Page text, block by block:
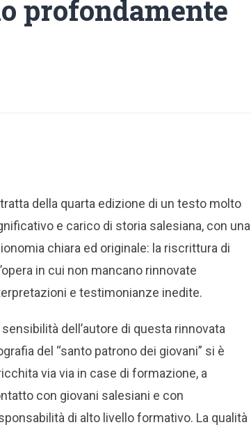
profondamente
della quarta edizione di un testo molto
e carico di storia salesiana, con una
chiara ed originale: la riscrittura di
in cui non mancano rinnovate
e testimonianze inedite.
sensibilità dell’autore di questa rinnovata
del “santo patrono dei giovani” si è
via via in case di formazione, a
con giovani salesiani e con
di alto livello formativo. La qualità